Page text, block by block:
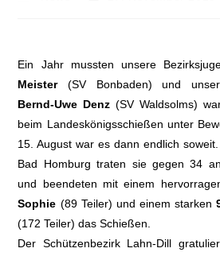
Ein Jahr mussten unsere
Meister(SV Bonbaden) und unser
Bernd-Uwe Denz (SV Waldsolms)
beim Landeskönigsschießen unter
15. August war es dann endlich
Bad Homburg traten sie gegen 34
und beendeten mit einem
Sophie (89 Teiler) und einem starken
(172 Teiler) das Schießen.
Der Schützenbezirk Lahn-Dill